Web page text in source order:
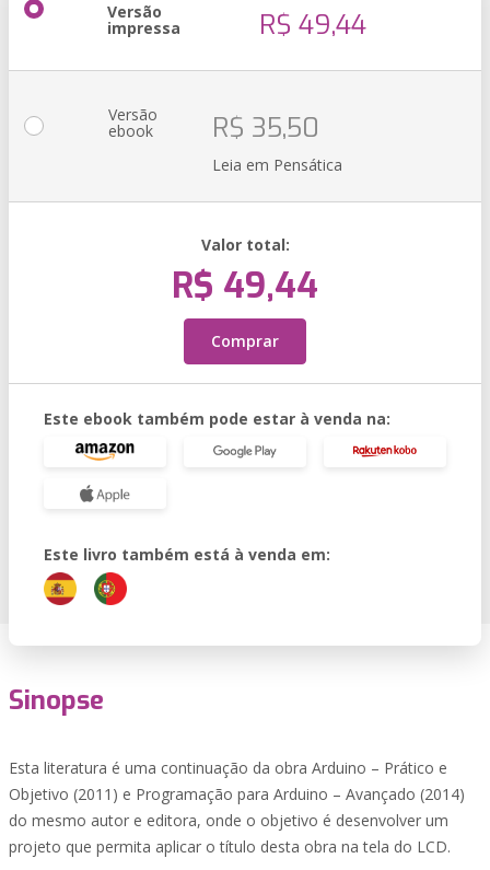
Versão
impressa R$ 49,44
Versão
ebook R$ 35,50
Leia em Pensática
Valor total:
R$ 49,44
Comprar
Este ebook também pode estar à venda na:
Este livro também está à venda em:
Sinopse
Esta literatura é uma continuação da obra Arduino – Prático e
Objetivo (2011) e Programação para Arduino – Avançado (2014)
do mesmo autor e editora, onde o objetivo é desenvolver um
projeto que permita aplicar o título desta obra na tela do LCD.